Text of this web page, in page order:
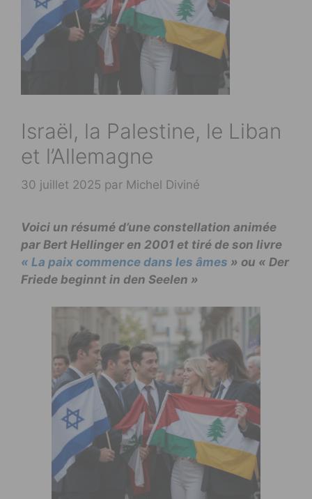
Israël, la Palestine, le Liban
et l’Allemagne
30 juillet 2025 par Michel Diviné
Voici un résumé d’une constellation animée
par Bert Hellinger en 2001 et tiré de son livre
« La paix commence dans les âmes » ou « Der
Friede beginnt in den Seelen »